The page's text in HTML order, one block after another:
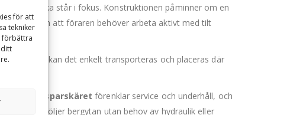
för att
tekniker
förbättra
och slitstyrka står i fokus. Konstruktionen påminner om en
utan att föraren behöver arbeta aktivt med tilt
upp kan det enkelt transporteras och placeras där
sparskäret förenklar service och underhåll, och
att skäret följer bergytan utan behov av hydraulik eller